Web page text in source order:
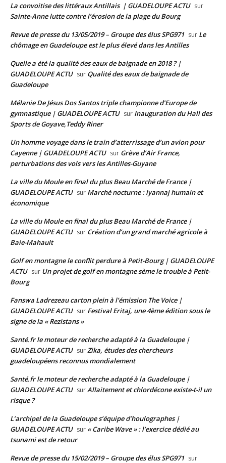
La convoitise des littéraux Antillais | GUADELOUPE ACTU sur
Sainte-Anne lutte contre l’érosion de la plage du Bourg
Revue de presse du 13/05/2019 – Groupe des élus SPG971 sur Le
chômage en Guadeloupe est le plus élevé dans les Antilles
Quelle a été la qualité des eaux de baignade en 2018 ? |
GUADELOUPE ACTU sur Qualité des eaux de baignade de
Guadeloupe
Mélanie De Jésus Dos Santos triple championne d’Europe de
gymnastique | GUADELOUPE ACTU sur Inauguration du Hall des
Sports de Goyave,Teddy Riner
Un homme voyage dans le train d’atterrissage d’un avion pour
Cayenne | GUADELOUPE ACTU sur Grève d’Air France,
perturbations des vols vers les Antilles-Guyane
La ville du Moule en final du plus Beau Marché de France |
GUADELOUPE ACTU sur Marché nocturne : lyannaj humain et
économique
La ville du Moule en final du plus Beau Marché de France |
GUADELOUPE ACTU sur Création d’un grand marché agricole à
Baie-Mahault
Golf en montagne le conflit perdure à Petit-Bourg | GUADELOUPE
ACTU sur Un projet de golf en montagne sème le trouble à Petit-
Bourg
Fanswa Ladrezeau carton plein à l’émission The Voice |
GUADELOUPE ACTU sur Festival Eritaj, une 4ème édition sous le
signe de la « Rezistans »
Santé.fr le moteur de recherche adapté à la Guadeloupe |
GUADELOUPE ACTU sur Zika, études des chercheurs
guadeloupéens reconnus mondialement
Santé.fr le moteur de recherche adapté à la Guadeloupe |
GUADELOUPE ACTU surAllaitement et chlordécone existe-t-il un
risque ?
L’archipel de la Guadeloupe s’équipe d’houlographes |
GUADELOUPE ACTU sur « Caribe Wave » : l’exercice dédié au
tsunami est de retour
Revue de presse du 15/02/2019 – Groupe des élus SPG971 sur